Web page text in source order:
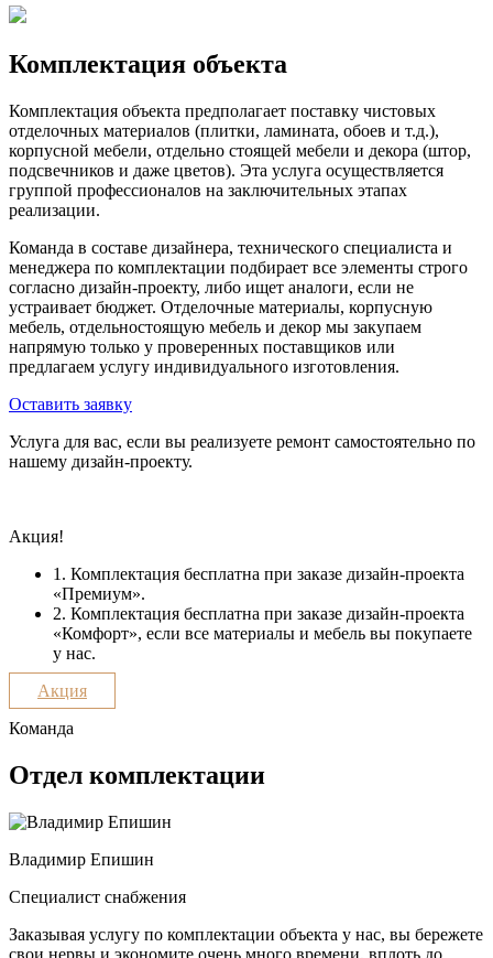
Комплектация объекта
Комплектация объекта предполагает поставку чистовых
отделочных материалов (плитки, ламината, обоев и т.д.),
корпусной мебели, отдельно стоящей мебели и декора (штор,
подсвечников и даже цветов). Эта услуга осуществляется
группой профессионалов на заключительных этапах
реализации.
Команда в составе дизайнера, технического специалиста и
менеджера по комплектации подбирает все элементы строго
согласно дизайн-проекту, либо ищет аналоги, если не
устраивает бюджет. Отделочные материалы, корпусную
мебель, отдельностоящую мебель и декор мы закупаем
напрямую только у проверенных поставщиков или
предлагаем услугу индивидуального изготовления.
Оставить заявку
Услуга для вас, если вы реализуете ремонт самостоятельно по
нашему дизайн-проекту.
Акция!
1. Комплектация бесплатна при заказе дизайн-проекта
«Премиум».
2. Комплектация бесплатна при заказе дизайн-проекта
«Комфорт», если все материалы и мебель вы покупаете
у нас.
Акция
Команда
Отдел комплектации
Владимир Епишин
Специалист снабжения
Заказывая услугу по комплектации объекта у нас, вы бережете
свои нервы и экономите очень много времени, вплоть до